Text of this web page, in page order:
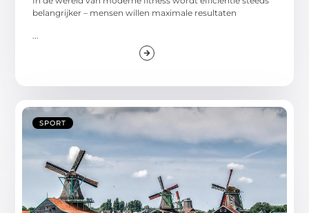
belangrijker – mensen willen maximale resultaten
SPORT